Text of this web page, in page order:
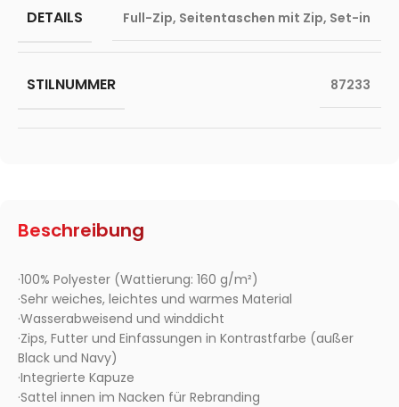
Beschreibung
·100% Polyester (Wattierung: 160 g/m²)
·Sehr weiches, leichtes und warmes Material
·Wasserabweisend und winddicht
·Zips, Futter und Einfassungen in Kontrastfarbe (außer
Black und Navy)
·Integrierte Kapuze
·Sattel innen im Nacken für Rebranding
DETAILS Full-Zip, Seitentaschen mit Zip, Set-in
STILNUMMER 87233